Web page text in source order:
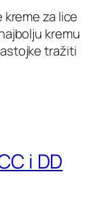
kreme za lice
kremu
tražiti
i DD